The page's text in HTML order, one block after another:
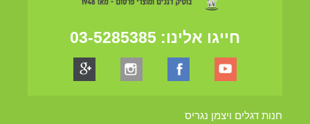
חייגו אלינו: 03-5285385
חנות דגלים ויצמן נגריס